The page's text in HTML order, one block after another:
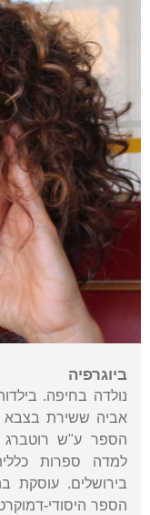
ביוגרפיה
נולדה בחיפה.
אביה ששירת בצבא
הספר ע"ש רוטברג
למדה ספרות
בירושלים. עוסקת
הספר היסודי-